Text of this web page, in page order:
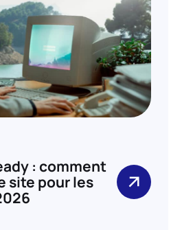
: comment
site pour les